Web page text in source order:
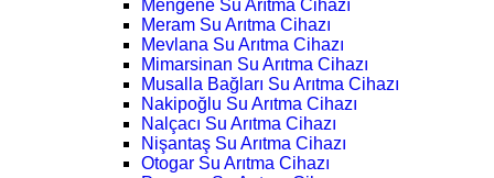
Mengene Su Arıtma Cihazı
Meram Su Arıtma Cihazı
Mevlana Su Arıtma Cihazı
Mimarsinan Su Arıtma Cihazı
Musalla Bağları Su Arıtma Cihazı
Nakipoğlu Su Arıtma Cihazı
Nalçacı Su Arıtma Cihazı
Nişantaş Su Arıtma Cihazı
Otogar Su Arıtma Cihazı